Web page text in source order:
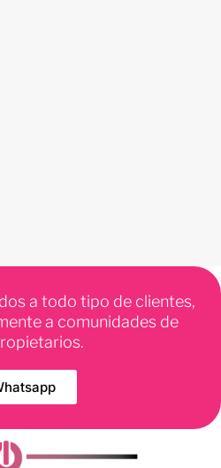
a todo tipo de clientes,
a comunidades de